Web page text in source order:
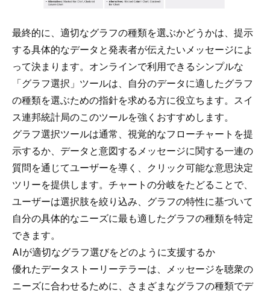
最終的に、適切なグラフの種類を選ぶかどうかは、提示
する具体的なデータと発表者が伝えたいメッセージによ
って決まります。オンラインで利用できるシンプルな
「グラフ選択」ツールは、自分のデータに適したグラフ
の種類を選ぶための指針を求める方に役立ちます。スイ
ス連邦統計局のこのツールを強くおすすめします。
グラフ選択ツールは通常、視覚的なフローチャートを提
示するか、データと意図するメッセージに関する一連の
質問を通じてユーザーを導く、クリック可能な意思決定
ツリーを提供します。チャートの分岐をたどることで、
ユーザーは選択肢を絞り込み、グラフの特性に基づいて
自分の具体的なニーズに最も適したグラフの種類を特定
できます。
AIが適切なグラフ選びをどのように支援するか
優れたデータストーリーテラーは、メッセージを聴衆の
ニーズに合わせるために、さまざまなグラフの種類でデ